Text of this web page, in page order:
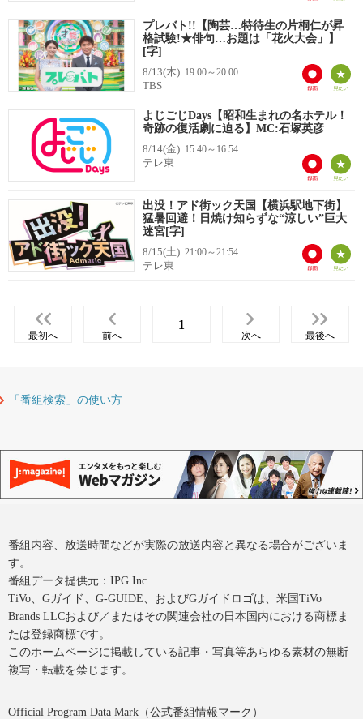
プレバト!!【陶芸…特待生の片桐仁が昇
格試験!★俳句…お題は「花火大会」】
[字]
8/13(木) 19:00～20:00
TBS
よじごじDays【昭和生まれの名ホテル！
奇跡の復活劇に迫る】MC:石塚英彦
8/14(金) 15:40～16:54
テレ東
出没！アド街ック天国【横浜駅地下街】
猛暑回避！日焼け知らずな“涼しい”巨大
迷宮[字]
8/15(土) 21:00～21:54
テレ東
最初へ 前へ
1
次へ 最後へ
「番組検索」の使い方
番組内容、放送時間などが実際の放送内容と異なる場合がございま
す。
番組データ提供元：IPG Inc.
TiVo、Gガイド、G-GUIDE、およびGガイドロゴは、米国TiVo
Brands LLCおよび／またはその関連会社の日本国内における商標ま
たは登録商標です。
このホームページに掲載している記事・写真等あらゆる素材の無断
複写・転載を禁じます。
Official Program Data Mark（公式番組情報マーク）